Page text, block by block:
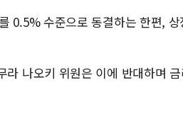
0.5% 수준으로 동결하는 한편,
나오키 위원은 이에 반대하며